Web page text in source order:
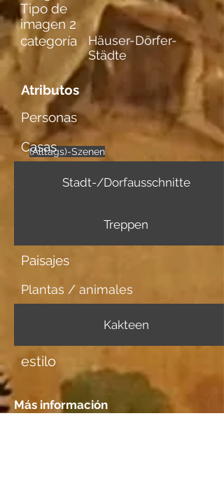
Tipo de
imagen 2
categoría
Häuser-Dörfer-
Städte
Atributos
Personas
weibl. Figuren
mehrere
(Alltags)-Szenen
Casas
Stadt-/Dorfausschnitte
Treppen
Paisajes
Plantas / animales
Kakteen
estilo
Más información